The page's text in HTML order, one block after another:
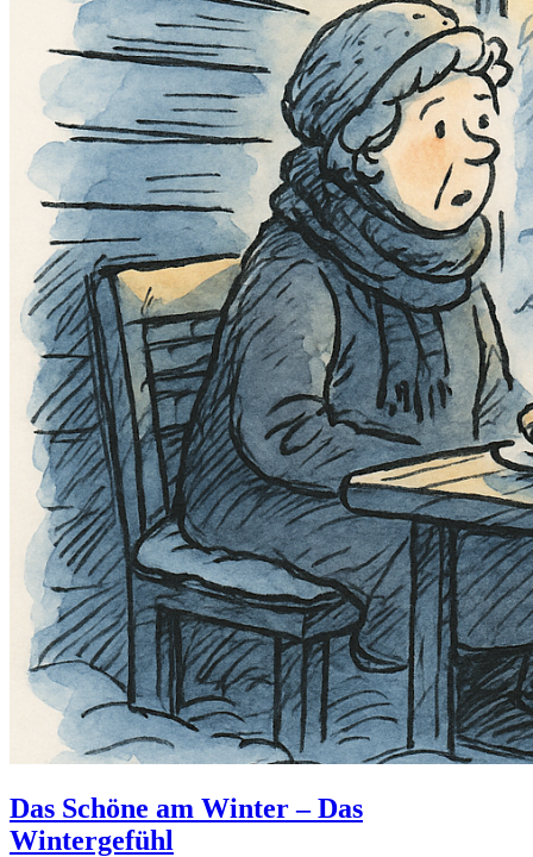
Das Schöne am Winter – Das
Wintergefühl